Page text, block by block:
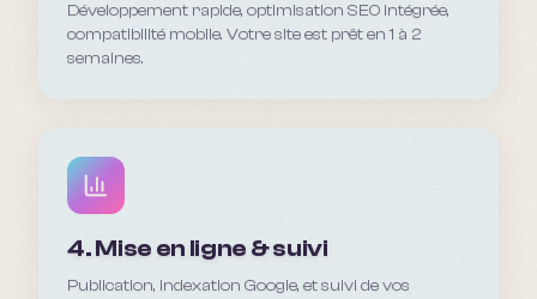
Développement rapide, optimisation SEO intégrée,
compatibilité mobile. Votre site est prêt en 1 à 2
semaines.
4. Mise en ligne & suivi
Publication, indexation Google, et suivi de vos